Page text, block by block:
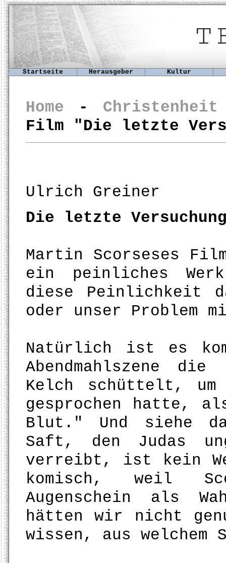
Startseite Herausgeber Kultur
Home -
Film "Die letzte
Ulrich Greiner
Die letzte
Martin Scorseses
ein peinliches
diese Peinlichkeit
oder unser Problem
Natürlich ist es
Abendmahlszene
Kelch schüttelt, um
gesprochen hatte,
Blut." Und siehe
Saft, den Judas
verreibt, ist kein
komisch, weil
Augenschein als
hätten wir nicht
wissen, aus